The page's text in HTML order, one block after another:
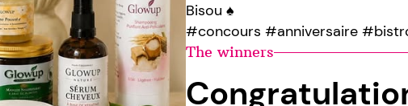
Bisou ♠️
#concours #anniversaire
The winners